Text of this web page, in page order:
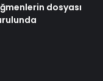
dosyası